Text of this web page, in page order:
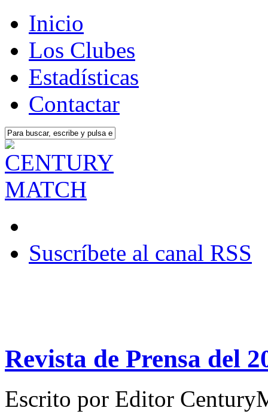
Inicio
Los Clubes
Estadísticas
Contactar
Suscríbete al canal RSS
Revista de Prensa del
Escrito por Editor